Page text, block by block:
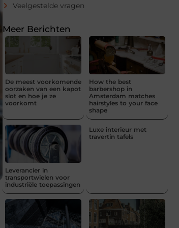
Veelgestelde vragen
Meer Berichten
De meest voorkomende
oorzaken van een kapot
slot en hoe je ze
voorkomt
How the best
barbershop in
Amsterdam matches
hairstyles to your face
shape
Leverancier in
transportwielen voor
industriële toepassingen
Luxe interieur met
travertin tafels